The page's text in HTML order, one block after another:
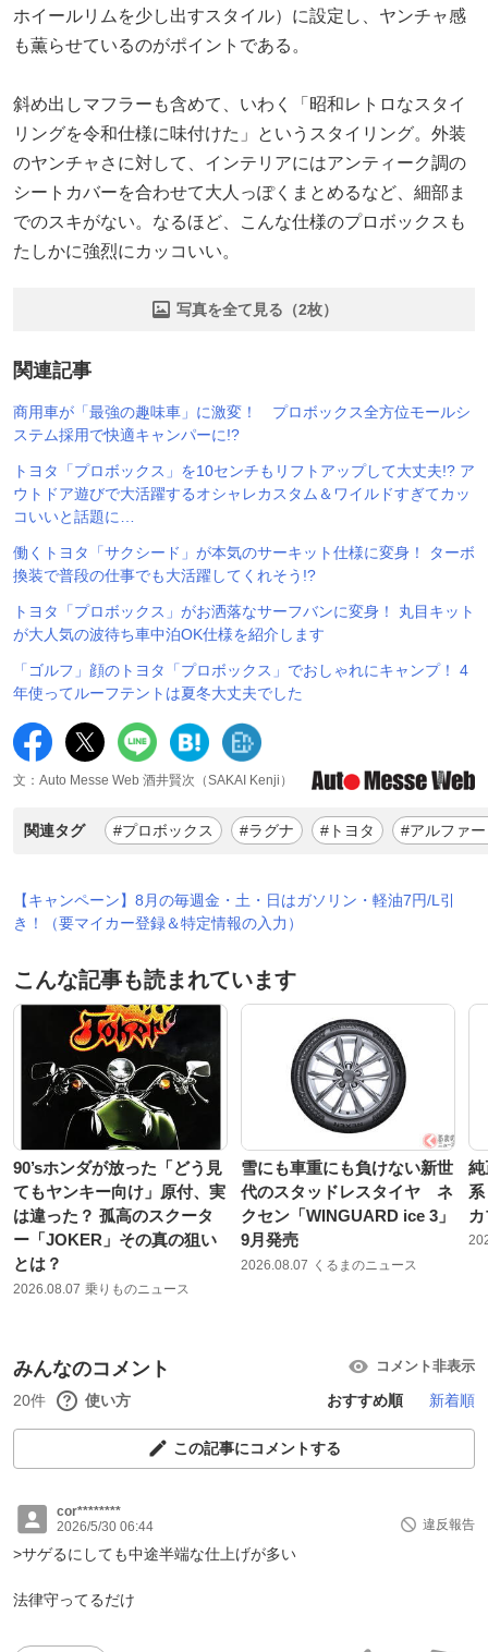
ホイールリムを少し出すスタイル）に設定し、ヤンチャ感
も薫らせているのがポイントである。
斜め出しマフラーも含めて、いわく「昭和レトロなスタイ
リングを令和仕様に味付けた」というスタイリング。外装
のヤンチャさに対して、インテリアにはアンティーク調の
シートカバーを合わせて大人っぽくまとめるなど、細部ま
でのスキがない。なるほど、こんな仕様のプロボックスも
たしかに強烈にカッコいい。
写真を全て見る（2枚）
関連記事
商用車が「最強の趣味車」に激変！ プロボックス全方位モールシ
ステム採用で快適キャンパーに!?
トヨタ「プロボックス」を10センチもリフトアップして大丈夫!? ア
ウトドア遊びで大活躍するオシャレカスタム＆ワイルドすぎてカッ
コいいと話題に…
働くトヨタ「サクシード」が本気のサーキット仕様に変身！ ターボ
換装で普段の仕事でも大活躍してくれそう!?
トヨタ「プロボックス」がお洒落なサーフバンに変身！ 丸目キット
が大人気の波待ち車中泊OK仕様を紹介します
「ゴルフ」顔のトヨタ「プロボックス」でおしゃれにキャンプ！ 4
年使ってルーフテントは夏冬大丈夫でした
文：Auto Messe Web 酒井賢次（SAKAI Kenji）
関連タグ #プロボックス #ラグナ #トヨタ #アルファ
【キャンペーン】8月の毎週金・土・日はガソリン・軽油7円/L引
き！（要マイカー登録＆特定情報の入力）
こんな記事も読まれています
90’sホンダが放った「どう見
てもヤンキー向け」原付、実
は違った？ 孤高のスクータ
ー「JOKER」その真の狙い
とは？
2026.08.07 乗りものニュース
雪にも車重にも負けない新世
代のスタッドレスタイヤ ネ
クセン「WINGUARD ice 3」
9月発売
2026.08.07 くるまのニュース
純
みんなのコメント コメント非表示
20件 使い方 おすすめ順 新着順
この記事にコメントする
cor********
2026/5/30 06:44
違反報告
>サゲるにしても中途半端な仕上げが多い
法律守ってるだけ